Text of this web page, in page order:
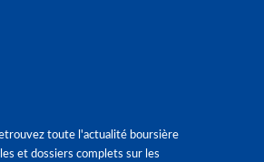
toute l'actualité boursière
et dossiers complets sur les